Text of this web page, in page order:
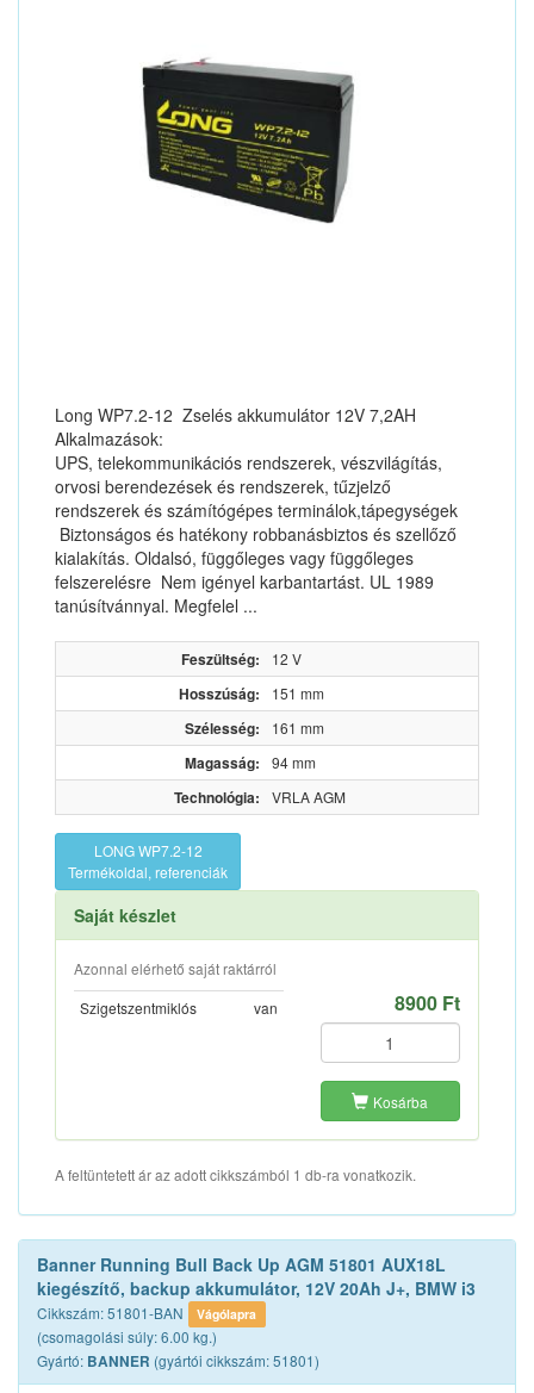
Long WP7.2-12 Zselés akkumulátor 12V 7,2AH
Alkalmazások:
UPS, telekommunikációs rendszerek, vészvilágítás,
orvosi berendezések és rendszerek, tűzjelző
rendszerek és számítógépes terminálok,tápegységek
Biztonságos és hatékony robbanásbiztos és szellőző
kialakítás. Oldalsó, függőleges vagy függőleges
felszerelésre Nem igényel karbantartást. UL 1989
tanúsítvánnyal. Megfelel ...
Feszültség: 12 V
Hosszúság: 151 mm
Szélesség: 161 mm
Magasság: 94 mm
Technológia: VRLA AGM
LONG WP7.2-12
Termékoldal, referenciák
Saját készlet
Azonnal elérhető saját raktárról
Szigetszentmiklós
van 8900 Ft
Kosárba
A feltüntetett ár az adott cikkszámból 1 db-ra vonatkozik.
Banner Running Bull Back Up AGM 51801 AUX18L
kiegészítő, backup akkumulátor, 12V 20Ah J+, BMW i3
Cikkszám: 51801-BAN Vágólapra
(csomagolási súly: 6.00 kg.)
Gyártó: BANNER (gyártói cikkszám: 51801)